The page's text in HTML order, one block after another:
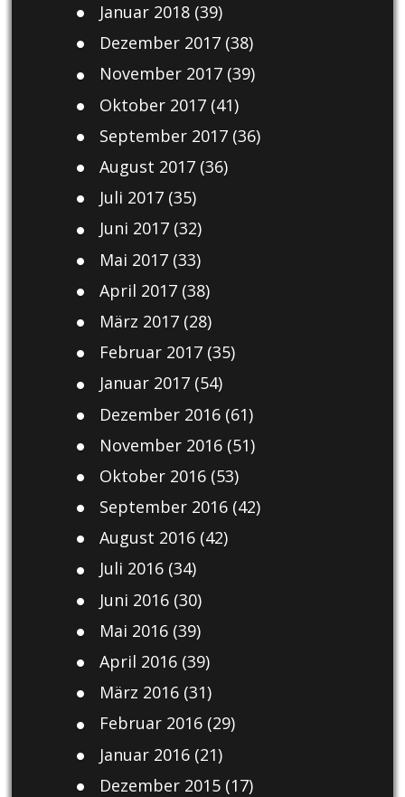
Januar 2018(39)
Dezember 2017(38)
November 2017(39)
Oktober 2017(41)
September 2017(36)
August 2017(36)
Juli 2017(35)
Juni 2017(32)
Mai 2017(33)
April 2017(38)
März 2017(28)
Februar 2017(35)
Januar 2017(54)
Dezember 2016(61)
November 2016(51)
Oktober 2016(53)
September 2016(42)
August 2016(42)
Juli 2016(34)
Juni 2016(30)
Mai 2016(39)
April 2016(39)
März 2016(31)
Februar 2016(29)
Januar 2016(21)
Dezember 2015(17)